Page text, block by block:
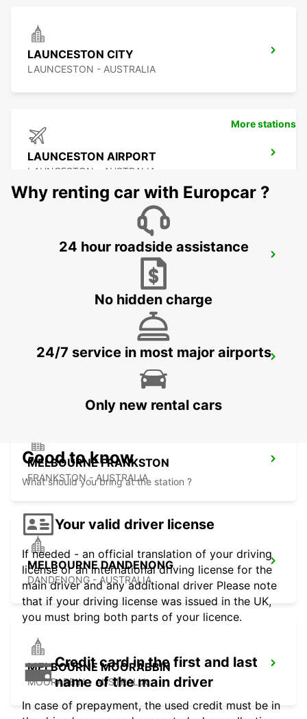
LAUNCESTON CITY
LAUNCESTON - AUSTRALIA
LAUNCESTON AIRPORT
LAUNCESTON - AUSTRALIA
HOBART AIRPORT
CAMBRIDGE - AUSTRALIA
MELBOURNE FRANKSTON
FRANKSTON - AUSTRALIA
MELBOURNE DANDENONG
DANDENONG - AUSTRALIA
MELBOURNE MOORABBIN
MOORABBIN - AUSTRALIA
More stations
Why renting car with Europcar ?
24 hour roadside assistance
No hidden charge
24/7 service in most major airports
Only new rental cars
Good to know
What should you bring at the station ?
Your valid driver license
If needed - an official translation of your driving
license or an international driving license for the
main driver and any additional driver Please note
that if your driving license was issued in the UK,
you must bring both parts of your licence.
Credit card in the first and last
name of the main driver
In case of prepayment, the used credit must be in